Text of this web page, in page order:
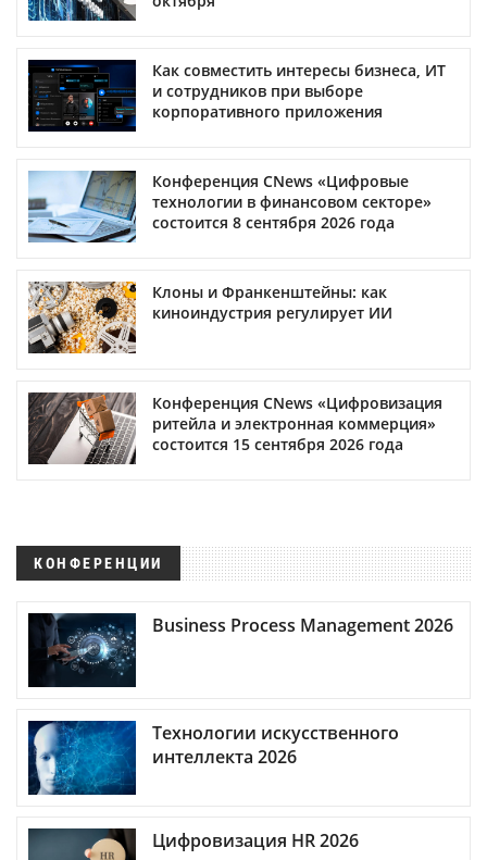
Как совместить интересы бизнеса, ИТ
и сотрудников при выборе
корпоративного приложения
Конференция CNews «Цифровые
технологии в финансовом секторе»
состоится 8 сентября 2026 года
Клоны и Франкенштейны: как
киноиндустрия регулирует ИИ
Конференция CNews «Цифровизация
ритейла и электронная коммерция»
состоится 15 сентября 2026 года
КОНФЕРЕНЦИИ
Business Process Management 2026
Технологии искусственного
интеллекта 2026
Цифровизация HR 2026